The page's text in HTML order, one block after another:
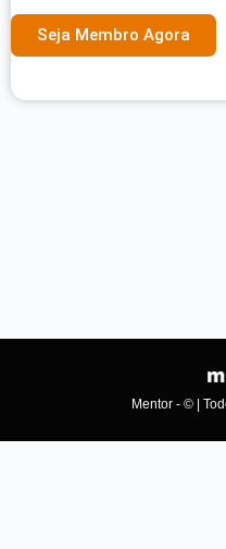
Seja Membro Agora
Mentor - © |